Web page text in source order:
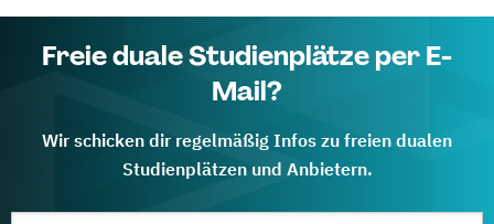
Freie duale Studienplätze per E-
Mail?
Wir schicken dir regelmäßig Infos zu freien dualen
Studienplätzen und Anbietern.